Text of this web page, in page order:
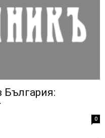
България:
0